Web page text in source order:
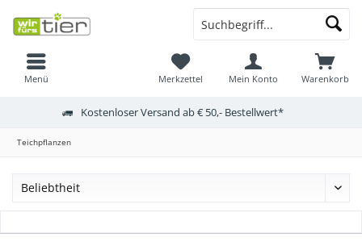
Menü Warenkorb
Merkzettel Mein Konto
Kostenloser Versand ab € 50,- Bestellwert*
Teichpflanzen